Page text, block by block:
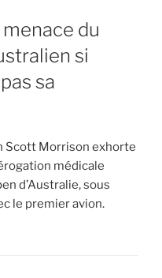
menace du
si
sa
Scott Morrison exhorte
médicale
d’Australie, sous
le premier avion.